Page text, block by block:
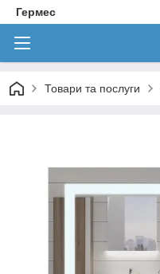
Гермес
Товари та послуги